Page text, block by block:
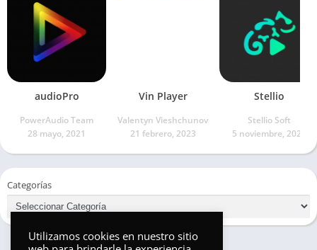
audioPro
PowerAudio Team
28 mayo, 2021
Vin Player
Valentyn Vieshchunov
21 febrero, 2023
Stellio
Stellio Soft
5 noviembre, 2021
Categorías
Utilizamos cookies en nuestro sitio